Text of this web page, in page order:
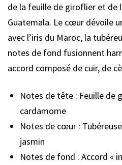
de la feuille de giroflier et de
Guatemala. Le cœur dévoile
avec l’iris du Maroc, la
notes de fond fusionnent
accord composé de cuir, de
Notes de tête : Feuille de
cardamome
Notes de cœur :
jasmin
Notes de fond : Accord «